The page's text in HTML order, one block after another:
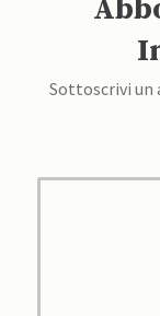
Sottoscrivi